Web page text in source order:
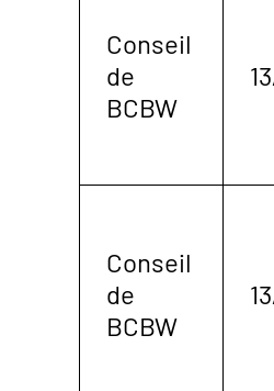
Conseil
de
BCBW
Conseil
de
BCBW